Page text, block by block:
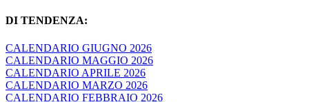
DI TENDENZA:
CALENDARIO GIUGNO 2026
CALENDARIO MAGGIO 2026
CALENDARIO APRILE 2026
CALENDARIO MARZO 2026
CALENDARIO FEBBRAIO 2026